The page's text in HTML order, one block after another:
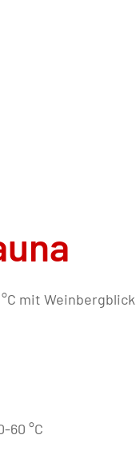
mit Weinbergblick
60 °C